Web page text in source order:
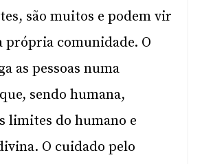
são muitos e podem vir
própria comunidade. O
as pessoas numa
sendo humana,
limites do humano e
O cuidado pelo